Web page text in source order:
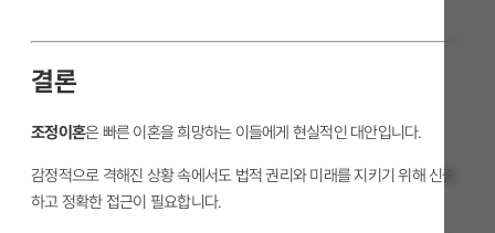
결론
조정이혼은 빠른 이혼을 희망하는 이들에게 현실적인 대안입니다.
감정적으로 격해진 상황 속에서도 법적 권리와 미래를 지키기 위해 신중
하고 정확한 접근이 필요합니다.